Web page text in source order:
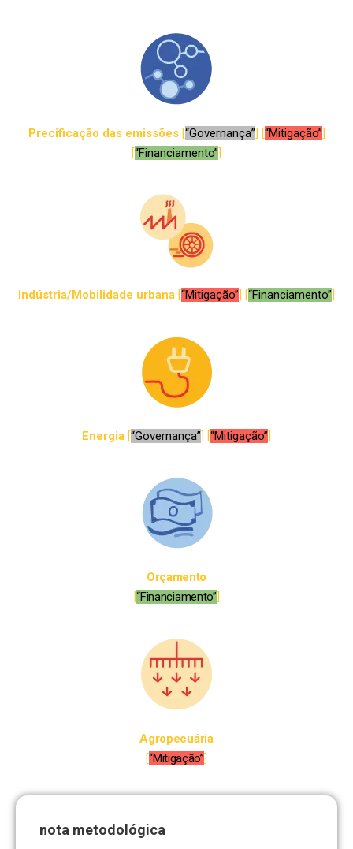
Precificação das emissões[“Governança”] [“Mitigação”]
[“Financiamento”]
Indústria/Mobilidade urbana [“Mitigação”] [“Financiamento”]
Energia [“Governança”] [“Mitigação”]
Orçamento
[“Financiamento”]
Agropecuária
[“Mitigação”]
nota metodológica